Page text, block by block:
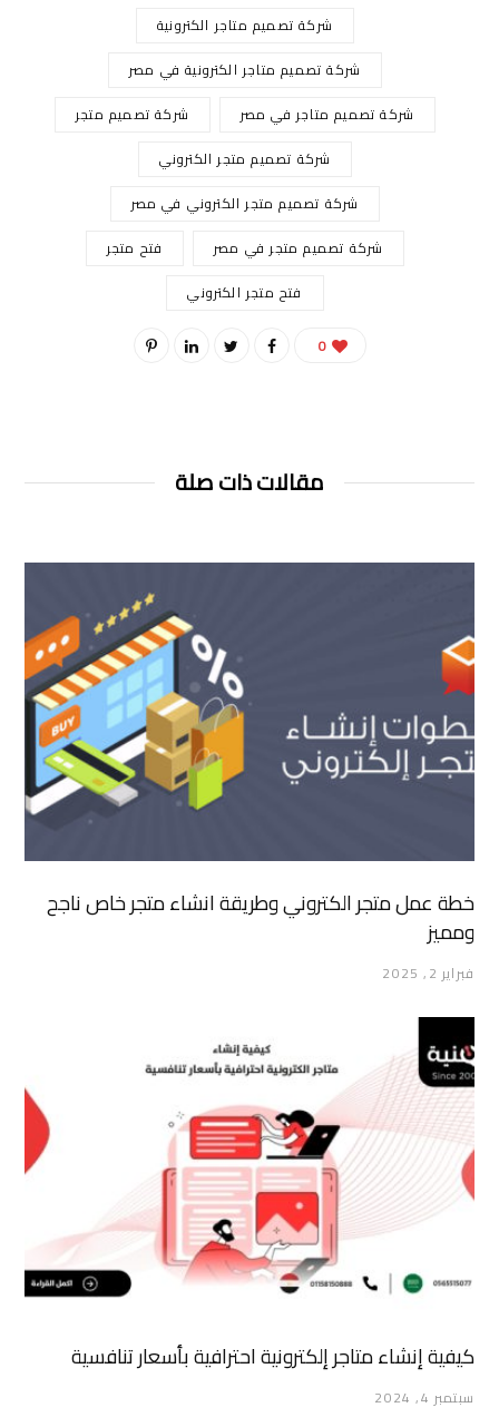
شركة تصميم متاجر الكترونية
شركة تصميم متاجر الكترونية في مصر
شركة تصميم متاجر في مصر
شركة تصميم متجر
شركة تصميم متجر الكتروني
شركة تصميم متجر الكتروني في مصر
شركة تصميم متجر في مصر
فتح متجر
فتح متجر الكتروني
0
مقالات ذات صلة
خطة عمل متجر الكتروني وطريقة انشاء متجر خاص ناجح
ومميز
فبراير 2, 2025
كيفية إنشاء متاجر إلكترونية احترافية بأسعار تنافسية
سبتمبر 4, 2024